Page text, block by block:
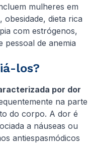
mulheres em
dieta rica
com estrógenos,
pessoal de anemia
los?
por dor
na parte
do corpo. A dor é
a náuseas ou
antiespasmódicos